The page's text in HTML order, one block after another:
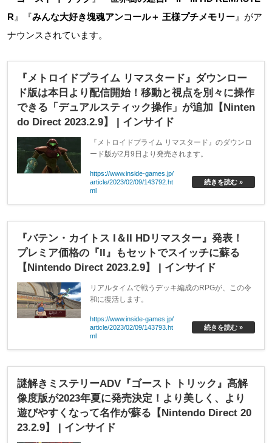
R 』『みんな大好き塊魂アンコール＋ 王様プチメモリー 』がア
ナウンスされています。
『メトロイドプライム リマスタード』ダウンロー
ド版は本日より配信開始！移動と視点を別々に操作
できる「デュアルスティック操作」が追加【Ninten
do Direct 2023.2.9】 | インサイド
『メトロイドプライム リマスタード』のダウンロ
ード版が2月9日より発売されます。
https://www.inside-games.jp/
article/2023/02/09/143792.ht
ml
続きを読む »
『バテン・カイトス I＆II HDリマスター』発表！
プレミア価格の『II』もセットでスイッチに蘇る
【Nintendo Direct 2023.2.9】 | インサイド
リアルタイムで戦うデッキ編成のRPGが、この令
和に復活します。
https://www.inside-games.jp/
article/2023/02/09/143793.ht
ml
続きを読む »
謎解きミステリーADV『ゴースト トリック』高解
像度版が2023年夏に発売決定！より美しく、より
遊びやすくなって名作が蘇る【Nintendo Direct 20
23.2.9】 | インサイド